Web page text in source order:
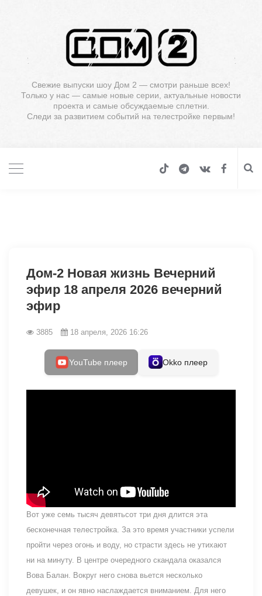
Свежие выпуски шоу Дом 2 — смотри раньше всех!
Только у нас — самые новые серии, актуальные новости
проекта и самые обсуждаемые сплетни.
Следи за развитием событий на телестройке первым!
Дом-2 Новая жизнь Вечерний
эфир 18 апреля 2026 вечерний
эфир
3885 18 апреля, 2026 16:26
YouTube плеер Okko плеер
Вот уже семь тысяч девятьсот три дня длится эта
бесконечная телестройка. За это время участники успели
пройти через огонь и воду, но страсти здесь не утихают
ни на минуту. В центре очередного скандала оказался
Вова Балан. Вокруг него снова вьется несколько
девушек, и он явно наслаждается вниманием. Для него